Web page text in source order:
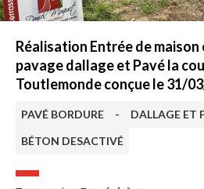
Réalisation Entrée de
pavage dallage et Pavé la
Toutlemonde conçue le 31/
PAVÉ BORDURE - DALLAGE ET
BÉTON DESACTIVÉ